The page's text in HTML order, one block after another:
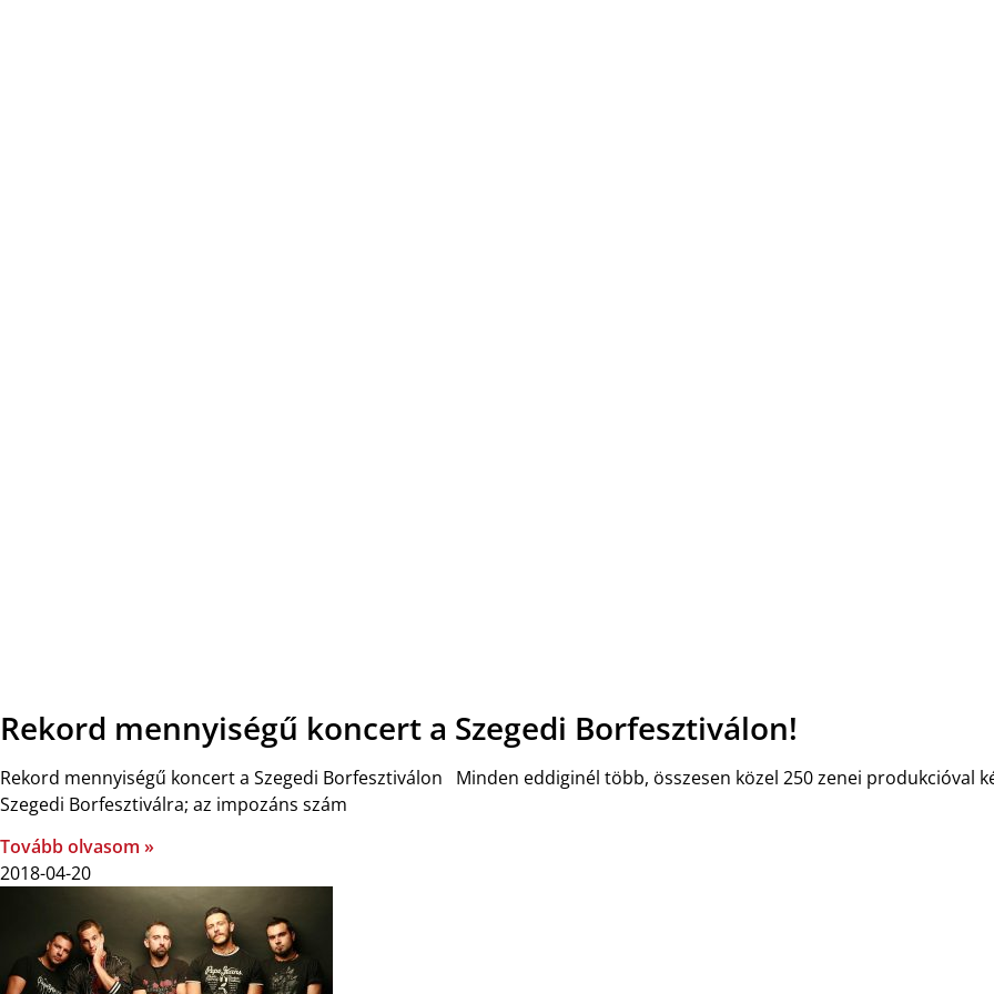
Rekord mennyiségű koncert a Szegedi Borfesztiválon!
Rekord mennyiségű koncert a Szegedi Borfesztiválon Minden eddiginél több, összesen közel 250 zenei produkcióval
Szegedi Borfesztiválra; az impozáns szám
Tovább olvasom »
2018-04-20